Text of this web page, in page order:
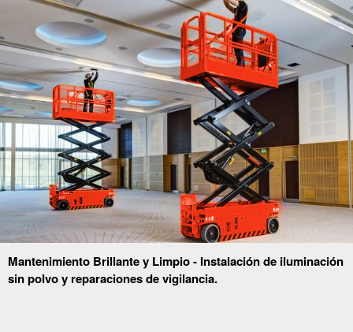
Mantenimiento Brillante y Limpio - Instalación de iluminación
sin polvo y reparaciones de vigilancia.